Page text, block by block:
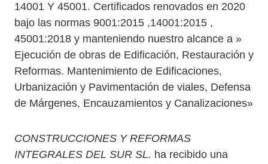
14001 Y 45001. Certificados renovados en 2020
bajo las normas 9001:2015 ,14001:2015 ,
45001:2018 y manteniendo nuestro alcance a »
Ejecución de obras de Edificación, Restauración y
Reformas. Mantenimiento de Edificaciones,
Urbanización y Pavimentación de viales, Defensa
de Márgenes, Encauzamientos y Canalizaciones»
CONSTRUCCIONES Y REFORMAS
INTEGRALES DEL SUR SL. ha recibido una